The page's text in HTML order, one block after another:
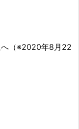
へ（※2020年8月22